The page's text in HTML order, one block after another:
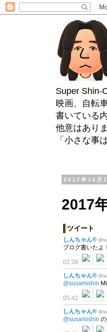
Super Shin-
映画、自転
書いている
他意はあり
「小さな事
2017年10月
2017
ツイート
しんちゃん®
ブログ書いたよ
02:39
しんちゃん®
@susamishin
05:42
しんちゃん®
@susamishin